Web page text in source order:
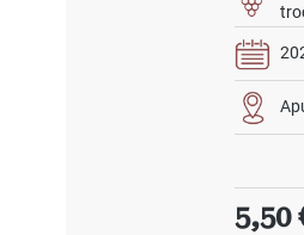
5,50